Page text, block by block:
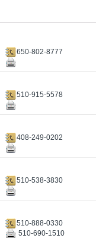
650-802-8777
510-915-5578
408-249-0202
510-538-3830
510-888-0330
510-690-1510